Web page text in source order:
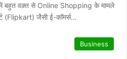
बहुत वक़्त से Online Shopping के मामले
(Flipkart) जैसी ई-कॉमर्स…
Business